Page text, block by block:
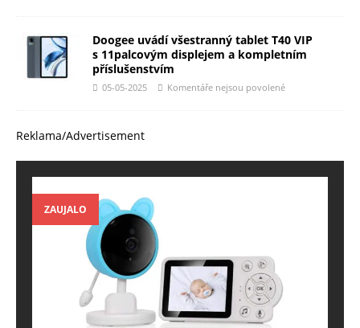
Doogee uvádí všestranný tablet T40 VIP
s 11palcovým displejem a kompletním
příslušenstvím
05-05-2025 Komentáře nejsou povolené
Reklama/Advertisement
ZAUJALO